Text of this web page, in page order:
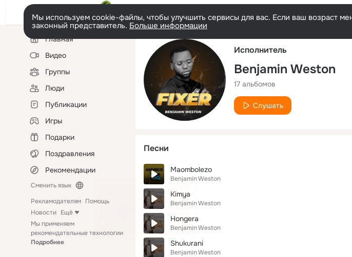
Мы используем cookie-файлы, чтобы улучшить сервисы для вас. Если ваш возраст
законный представитель. Больше информации
Левая
колонкаГлавная
Видео
Группы
Люди
Публикации
Игры
Подарки
Поздравления
Рекомендации
Сменить язык
Рекламодателям Помощь
Новости Ещё
Мы применяем
рекомендательные технологии
Подробнее
Исполнитель
Benjamin Weston
17 альбомов
Слушать
Песни
Maombolezo
Benjamin Weston
Kimya
Benjamin Weston
Hongera
Benjamin Weston
Shukurani
Benjamin Weston